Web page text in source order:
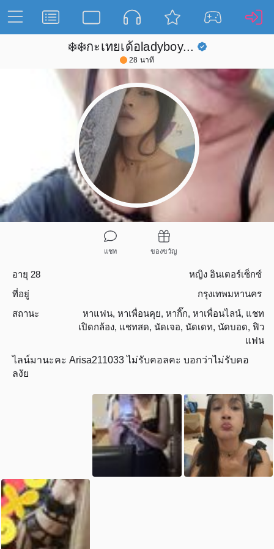
❄️❄️กะเทยเด้อladyboy...
28 นาที
แชท ของขวัญ
อายุ 28 หญิง อินเตอร์เซ็กซ์
ที่อยู่
กรุงเทพมหานคร
สถานะ
หาแฟน, หาเพื่อนคุย, หากิ๊ก, หาเพื่อนไลน์, แชท
เปิดกล้อง, แชทสด, นัดเจอ, นัดเดท, นัดบอด, ฟิว
แฟน
ไลน์มานะคะ Arisa211033 ไม่รับคอลคะ บอกว่าไม่รับคอ
ลงัย